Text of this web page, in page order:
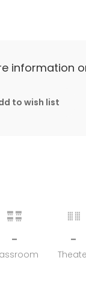
information
to wish list
- -